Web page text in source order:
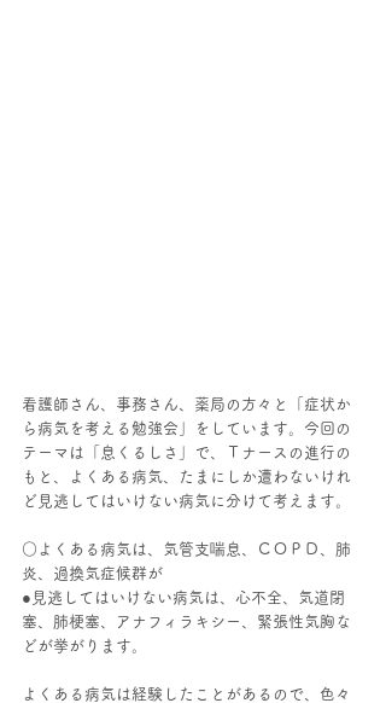
看護師さん、事務さん、薬局の方々と「症状か
ら病気を考える勉強会」をしています。今回の
テーマは「息くるしさ」で、Ｔナースの進行の
もと、よくある病気、たまにしか遭わないけれ
ど見逃してはいけない病気に分けて考えます。
○よくある病気は、気管支喘息、ＣＯＰＤ、肺
炎、過換気症候群が
●見逃してはいけない病気は、心不全、気道閉
塞、肺梗塞、アナフィラキシー、緊張性気胸な
どが挙がります。
よくある病気は経験したことがあるので、色々